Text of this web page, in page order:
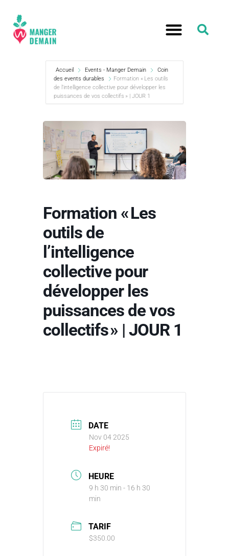
Accueil Events - Manger Demain
Coin
des events durables
Formation « Les outils
de l’intelligence collective pour développer les
puissances de vos collectifs » | JOUR 1
Formation « Les
outils de
l’intelligence
collective pour
développer les
puissances de vos
collectifs » | JOUR 1
DATE
Nov 04 2025
Expiré!
HEURE
9 h 30 min - 16 h 30
min
TARIF
$350.00